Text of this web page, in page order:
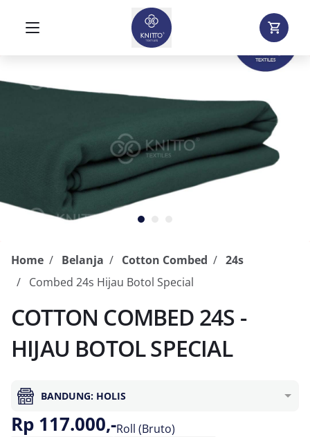
Home Belanja Cotton Combed
24s
Combed 24s Hijau Botol Special
COTTON COMBED 24S -
HIJAU BOTOL SPECIAL
BANDUNG: HOLIS
Rp 117.000,-Roll (Bruto)